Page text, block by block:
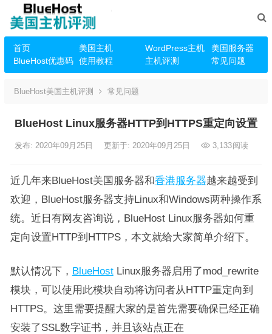
首页 美国主机 WordPress主机
美国服务器
BlueHost优惠码
使用教程 主机评测 常见问题
BlueHost美国主机评测 常见问题
BlueHost Linux服务器HTTP到HTTPS重定向设置
发布: 2020年09月25日 更新于: 2020年09月25日 3,133阅读
近几年来BlueHost美国服务器和香港服务器越来越受到
欢迎，BlueHost服务器支持Linux和Windows两种操作系
统。近日有网友咨询说，BlueHost Linux服务器如何重
定向设置HTTP到HTTPS，本文就给大家简单介绍下。
默认情况下， BlueHostLinux服务器启用了mod_rewrite
模块，可以使用此模块自动将访问者从HTTP重定向到
HTTPS。这里需要提醒大家的是首先需要确保已经正确
安装了SSL数字证书，并且该站点正在